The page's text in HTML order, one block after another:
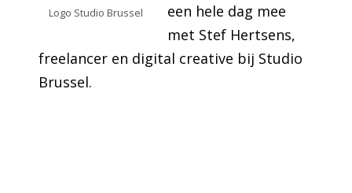
Logo Studio Brussel
een hele dag mee
met Stef Hertsens,
freelancer en digital creative bij Studio
Brussel.